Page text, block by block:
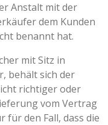
Anstalt mit der
dem Kunden
benannt hat.
mit Sitz in
behält sich der
richtiger oder
vom Vertrag
für den Fall, dass die